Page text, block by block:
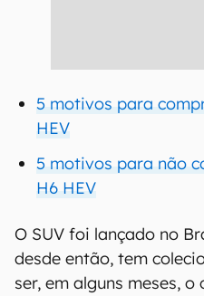
5 motivos para
HEV
5 motivos para não
H6 HEV
O SUV foi lançado no
desde então, tem
ser, em alguns meses,